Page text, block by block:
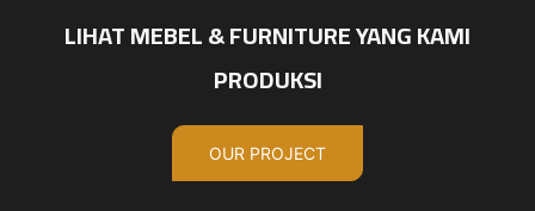
LIHAT MEBEL & FURNITURE YANG KAMI
PRODUKSI
OUR PROJECT